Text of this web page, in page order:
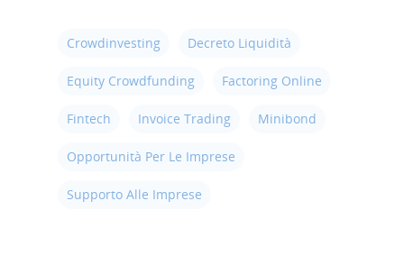
Crowdinvesting Decreto Liquidità
Equity Crowdfunding Factoring Online
Fintech Invoice Trading Minibond
Opportunità Per Le Imprese
Supporto Alle Imprese